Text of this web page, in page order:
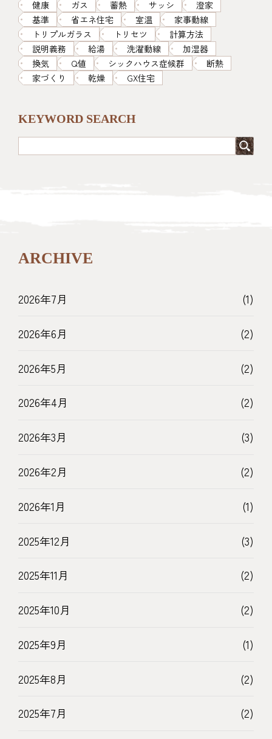
健康 ガス 蓄熱 サッシ
澄家
基準
省エネ住宅 室温
家事動線
トリプルガラス
トリセツ
計算方法
説明義務
給湯 洗濯動線
加湿器
換気
Q値 シックハウス症候群
断熱
家づくり
乾燥 GX住宅
KEYWORD SEARCH
ARCHIVE
2026年7月 (1)
2026年6月 (2)
2026年5月 (2)
2026年4月 (2)
2026年3月 (3)
2026年2月 (2)
2026年1月 (1)
2025年12月 (3)
2025年11月 (2)
2025年10月 (2)
2025年9月 (1)
2025年8月 (2)
2025年7月 (2)